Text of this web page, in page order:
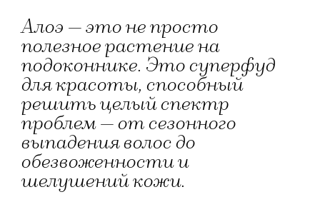
Алоэ — это не просто
полезное растение на
подоконнике. Это суперфуд
для красоты, способный
решить целый спектр
проблем — от сезонного
выпадения волос до
обезвоженности и
шелушений кожи.